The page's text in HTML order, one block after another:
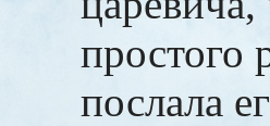
простого
послала